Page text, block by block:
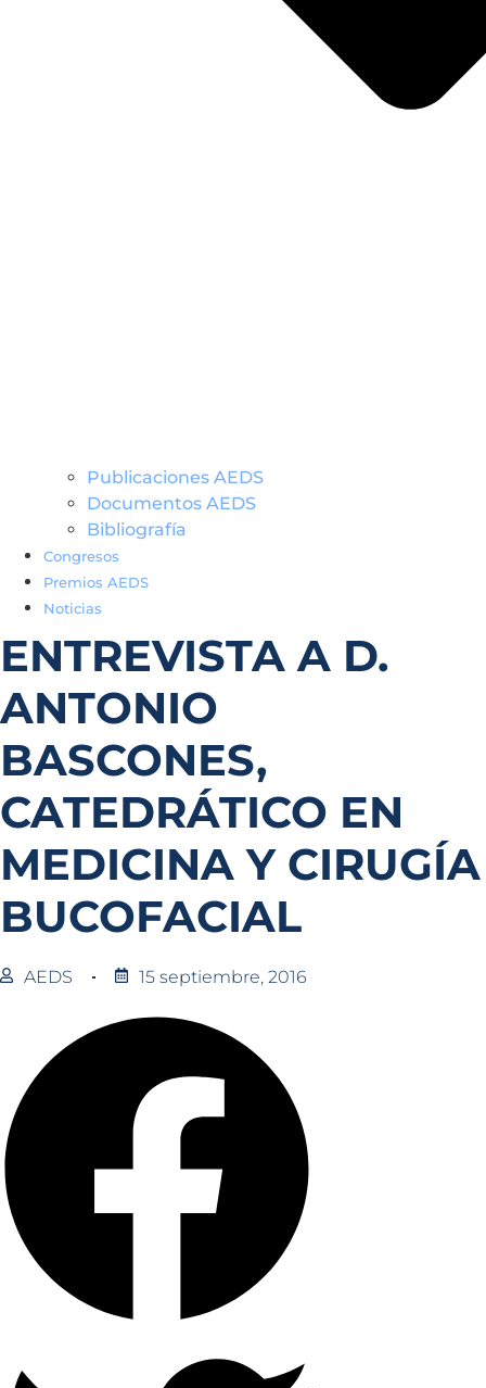
Publicaciones AEDS
Documentos AEDS
Bibliografía
Congresos
Premios AEDS
Noticias
ENTREVISTA A D.
ANTONIO
BASCONES,
CATEDRÁTICO EN
MEDICINA Y CIRUGÍA
BUCOFACIAL
AEDS 15 septiembre, 2016